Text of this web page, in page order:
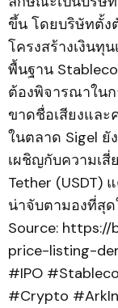
ขึ้น โดยบริษัทตั้ง
โครงสร้างเงินทุ
พื้นฐาน
ต้องพิจารณาในก
ขาดชื่อเสียงและ
ในตลาด Sigel ยั
เผชิญกับความเ
Tether (USDT)
น่าจับตามองที่สุ
Source:
price-listing-
#IPO
#Crypto